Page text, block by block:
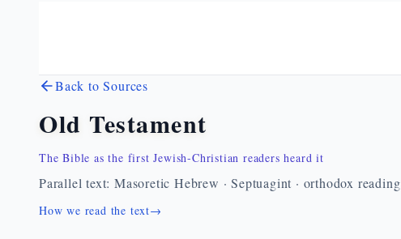
Back to Sources
Old Testament
The Bible as the first Jewish-Christian readers heard it
Parallel text: Masoretic Hebrew · Septuagint · orthodox reading
How we read the text→